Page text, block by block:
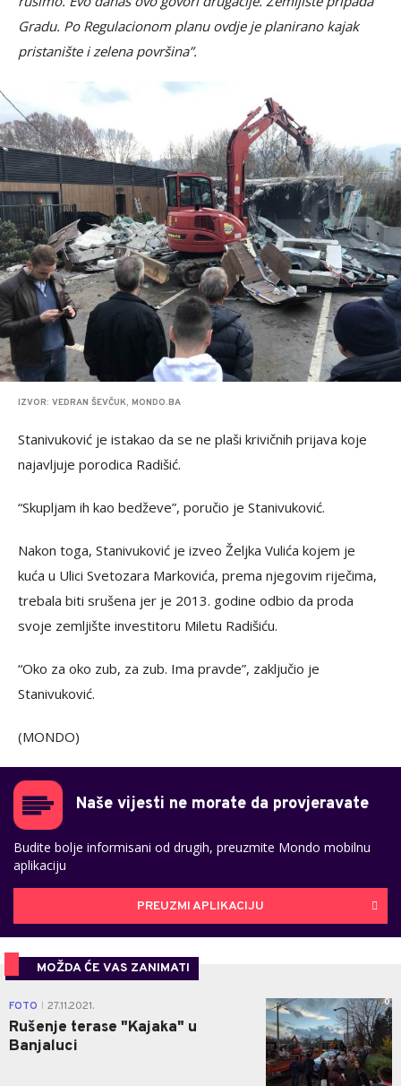
Gradu. Po Regulacionom planu ovdje je planirano kajak
pristanište i zelena površina”.
IZVOR: VEDRAN ŠEVČUK, MONDO.BA
Stanivuković je istakao da se ne plaši krivičnih prijava koje
najavljuje porodica Radišić.
“Skupljam ih kao bedževe”, poručio je Stanivuković.
Nakon toga, Stanivuković je izveo Željka Vulića kojem je
kuća u Ulici Svetozara Markovića, prema njegovim riječima,
trebala biti srušena jer je 2013. godine odbio da proda
svoje zemljište investitoru Miletu Radišiću.
“Oko za oko zub, za zub. Ima pravde”, zaključio je
Stanivuković.
(MONDO)
Naše vijesti ne morate da provjeravate
Budite bolje informisani od drugih, preuzmite Mondo mobilnu
aplikaciju
PREUZMI APLIKACIJU
MOŽDA ĆE VAS ZANIMATI
FOTO 27.11.2021.
Rušenje terase "Kajaka" u
Banjaluci
0